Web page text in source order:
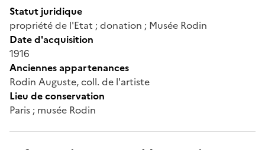
Statut juridique
propriété de l'Etat ; donation ; Musée Rodin
Date d'acquisition
1916
Anciennes appartenances
Rodin Auguste, coll. de l'artiste
Lieu de conservation
Paris ; musée Rodin